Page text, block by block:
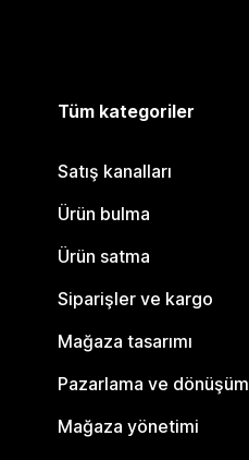
Tüm kategoriler
Satış kanalları
Ürün bulma
Ürün satma
Siparişler ve kargo
Mağaza tasarımı
Pazarlama ve dönüşüm
Mağaza yönetimi